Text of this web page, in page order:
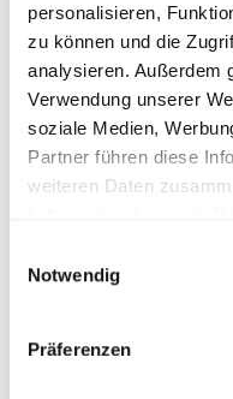
personalisieren,
zu können und die
analysieren. Außerdem
Verwendung unserer
soziale Medien,
Partner führen diese
weiteren Daten
Notwendig
Präferenzen
* Gilt für Lieferungen
Länder entnehmen Sie bitte
Technische
Hinweis zur
Verarbeitung